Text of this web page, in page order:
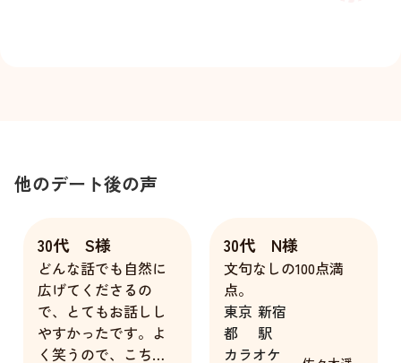
他のデート後の声
30代 S様
どんな話でも自然に
広げてくださるの
で、とてもお話しし
やすかったです。よ
く笑うので、こちら
30代 N様
文句なしの100点満
点。
東京
都
新宿
駅
カラオケ